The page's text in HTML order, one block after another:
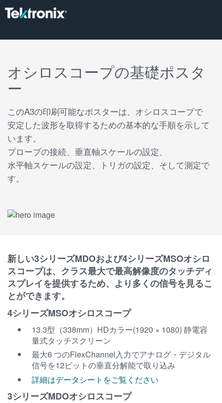
オシロスコープの基礎ポスタ
ー
このA3の印刷可能なポスターは、オシロスコープで
安定した波形を取得するための基本的な手順を示して
います。
プローブの接続、垂直軸スケールの設定、
水平軸スケールの設定、トリガの設定、そして測定で
す。
新しい3シリーズMDOおよび4シリーズMSOオシロ
スコープは、クラス最大で最高解像度のタッチディ
スプレイを提供するため、より多くの信号を見るこ
とができます。
4シリーズMSOオシロスコープ
13.3型（338mm）HDカラー(1920 × 1080) 静電容
量式タッチスクリーン
最大6 つのFlexChannel入力でアナログ・デジタル
信号を12ビットの垂直分解能で取り込み
詳細はデータシートをご覧ください
3シリーズMDOオシロスコープ